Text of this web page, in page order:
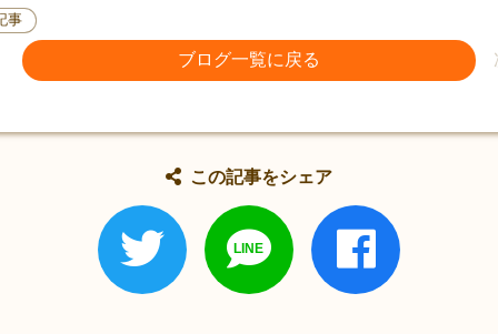
事
ブログ一覧に戻る
この記事をシェア